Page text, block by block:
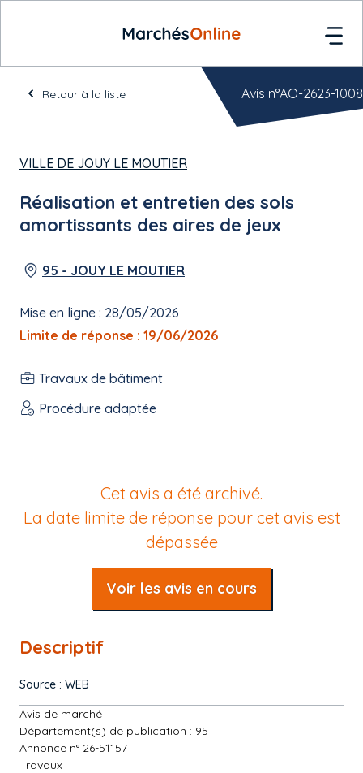
Retour à la liste
VILLE DE JOUY LE MOUTIER
Réalisation et entretien des sols
amortissants des aires de jeux
95 - JOUY LE MOUTIER
Mise en ligne : 28/05/2026
Limite de réponse : 19/06/2026
Travaux de bâtiment
Procédure adaptée
Avis n°AO-2623-1008
Cet avis a été archivé.
La date limite de réponse pour cet avis est
dépassée
Voir les avis en cours
Descriptif
Source : WEB
Avis de marché
Département(s) de publication : 95
Annonce n° 26-51157
Travaux